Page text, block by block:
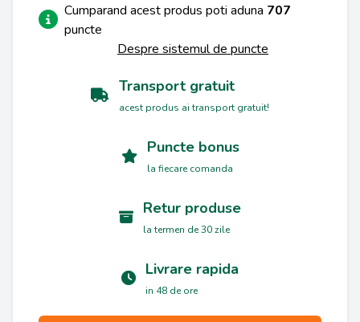
Cumparand acest produs poti aduna 707
puncte
Despre sistemul de puncte
Transport gratuit
acest produs ai transport gratuit!
Puncte bonus
la fiecare comanda
Retur produse
la termen de 30 zile
Livrare rapida
in 48 de ore